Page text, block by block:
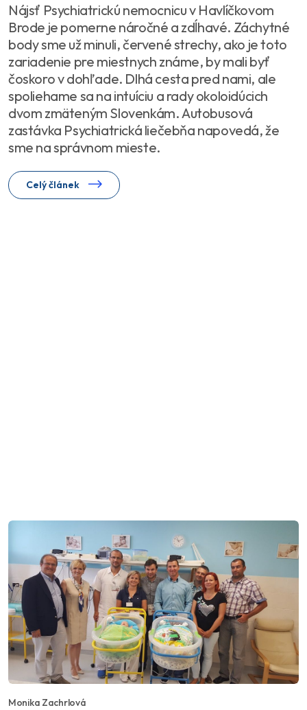
Nájsť Psychiatrickú nemocnicu v Havlíčkovom
Brode je pomerne náročné a zdĺhavé. Záchytné
body sme už minuli, červené strechy, ako je toto
zariadenie pre miestnych známe, by mali byť
čoskoro v dohľade. Dlhá cesta pred nami, ale
spoliehame sa na intuíciu a rady okoloidúcich
dvom zmäteným Slovenkám. Autobusová
zastávka Psychiatrická liečebňa napovedá, že
sme na správnom mieste.
Celý článek
Monika Zachrlová